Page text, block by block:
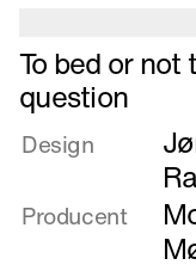
Læs
mere
om
To
not
To bed or not
question
Design
Producent